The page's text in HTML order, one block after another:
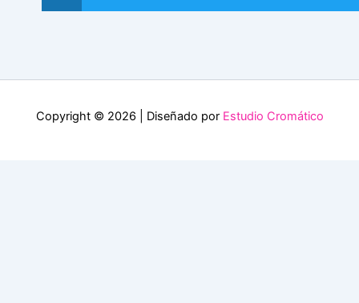
Copyright © 2026 | Diseñado por Estudio Cromático